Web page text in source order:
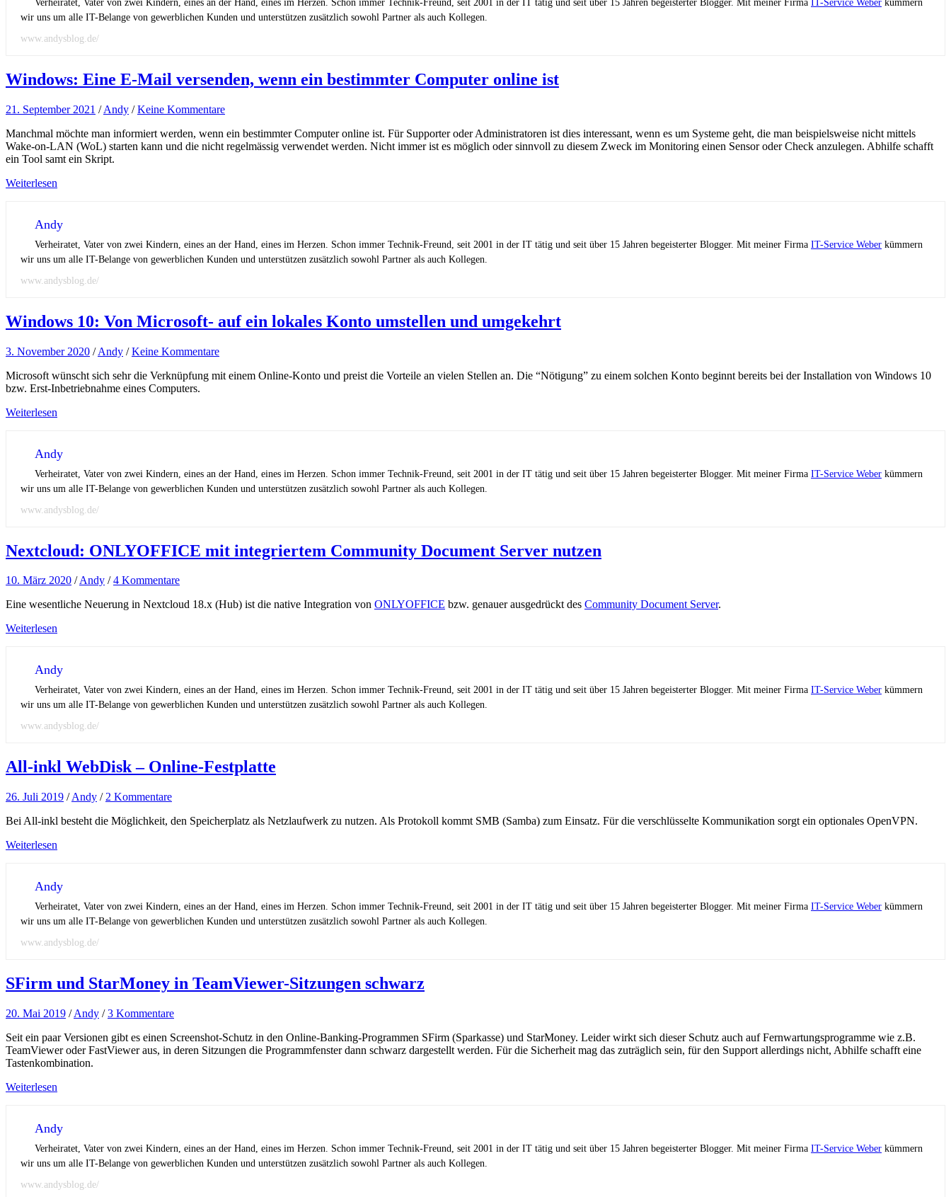
Verheiratet, Vater von zwei Kindern, eines an der Hand, eines im Herzen. Schon immer Technik-Freund, seit 2001 in der IT tätig und seit über 15 Jahren begeisterter Blogger. Mit meiner Firma IT-Service Weber kümmern
wir uns um alle IT-Belange von gewerblichen Kunden und unterstützen zusätzlich sowohl Partner als auch Kollegen.
www.andysblog.de/
Windows: Eine E-Mail versenden, wenn ein bestimmter Computer online ist
21. September 2021 /Andy /Keine Kommentare
Manchmal möchte man informiert werden, wenn ein bestimmter Computer online ist. Für Supporter oder Administratoren ist dies interessant, wenn es um Systeme geht, die man beispielsweise nicht mittels
Wake-on-LAN (WoL) starten kann und die nicht regelmässig verwendet werden. Nicht immer ist es möglich oder sinnvoll zu diesem Zweck im Monitoring einen Sensor oder Check anzulegen. Abhilfe schafft
ein Tool samt ein Skript.
Weiterlesen
Andy
Verheiratet, Vater von zwei Kindern, eines an der Hand, eines im Herzen. Schon immer Technik-Freund, seit 2001 in der IT tätig und seit über 15 Jahren begeisterter Blogger. Mit meiner Firma IT-Service Weber kümmern
wir uns um alle IT-Belange von gewerblichen Kunden und unterstützen zusätzlich sowohl Partner als auch Kollegen.
www.andysblog.de/
Windows 10: Von Microsoft- auf ein lokales Konto umstellen und umgekehrt
3. November 2020 /Andy /Keine Kommentare
Microsoft wünscht sich sehr die Verknüpfung mit einem Online-Konto und preist die Vorteile an vielen Stellen an. Die “Nötigung” zu einem solchen Konto beginnt bereits bei der Installation von Windows 10
bzw. Erst-Inbetriebnahme eines Computers.
Weiterlesen
Andy
Verheiratet, Vater von zwei Kindern, eines an der Hand, eines im Herzen. Schon immer Technik-Freund, seit 2001 in der IT tätig und seit über 15 Jahren begeisterter Blogger. Mit meiner Firma IT-Service Weber kümmern
wir uns um alle IT-Belange von gewerblichen Kunden und unterstützen zusätzlich sowohl Partner als auch Kollegen.
www.andysblog.de/
Nextcloud: ONLYOFFICE mit integriertem Community Document Server nutzen
10. März 2020 /Andy /4 Kommentare
Eine wesentliche Neuerung in Nextcloud 18.x (Hub) ist die native Integration von ONLYOFFICE bzw. genauer ausgedrückt des Community Document Server.
Weiterlesen
Andy
Verheiratet, Vater von zwei Kindern, eines an der Hand, eines im Herzen. Schon immer Technik-Freund, seit 2001 in der IT tätig und seit über 15 Jahren begeisterter Blogger. Mit meiner Firma IT-Service Weber kümmern
wir uns um alle IT-Belange von gewerblichen Kunden und unterstützen zusätzlich sowohl Partner als auch Kollegen.
www.andysblog.de/
All-inkl WebDisk – Online-Festplatte
26. Juli 2019 /Andy / 2 Kommentare
Bei All-inkl besteht die Möglichkeit, den Speicherplatz als Netzlaufwerk zu nutzen. Als Protokoll kommt SMB (Samba) zum Einsatz. Für die verschlüsselte Kommunikation sorgt ein optionales OpenVPN.
Weiterlesen
Andy
Verheiratet, Vater von zwei Kindern, eines an der Hand, eines im Herzen. Schon immer Technik-Freund, seit 2001 in der IT tätig und seit über 15 Jahren begeisterter Blogger. Mit meiner Firma IT-Service Weber kümmern
wir uns um alle IT-Belange von gewerblichen Kunden und unterstützen zusätzlich sowohl Partner als auch Kollegen.
www.andysblog.de/
SFirm und StarMoney in TeamViewer-Sitzungen schwarz
20. Mai 2019 /Andy /3 Kommentare
Seit ein paar Versionen gibt es einen Screenshot-Schutz in den Online-Banking-Programmen SFirm (Sparkasse) und StarMoney. Leider wirkt sich dieser Schutz auch auf Fernwartungsprogramme wie z.B.
TeamViewer oder FastViewer aus, in deren Sitzungen die Programmfenster dann schwarz dargestellt werden. Für die Sicherheit mag das zuträglich sein, für den Support allerdings nicht, Abhilfe schafft eine
Tastenkombination.
Weiterlesen
Andy
Verheiratet, Vater von zwei Kindern, eines an der Hand, eines im Herzen. Schon immer Technik-Freund, seit 2001 in der IT tätig und seit über 15 Jahren begeisterter Blogger. Mit meiner Firma IT-Service Weber kümmern
wir uns um alle IT-Belange von gewerblichen Kunden und unterstützen zusätzlich sowohl Partner als auch Kollegen.
www.andysblog.de/